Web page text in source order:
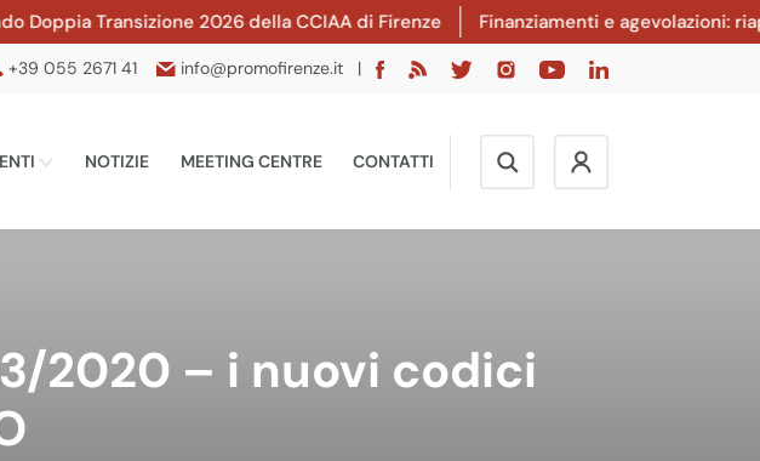
Transizione 2026 della CCIAA di Firenze Finanziamenti e agevolazioni:
+39 055 2671 41 info@promofirenze.it |
NOTIZIE MEETING CENTRE CONTATTI
2020 – i nuovi codici